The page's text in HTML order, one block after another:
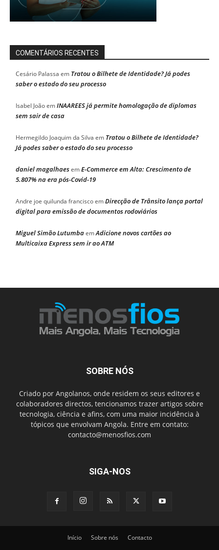
COMENTÁRIOS RECENTES
Cesário Palassa em Tratou o Bilhete de Identidade? Já podes
saber o estado do seu processo
Isabel JoãoemINAAREES já permite homologação de diplomas
sem sair de casa
Hermegildo Joaquim da Silva em Tratou o Bilhete de Identidade?
Já podes saber o estado do seu processo
daniel magalhaesemE-Commerce em Alta: Crescimento de
5.807% na era pós-Covid-19
Andre joe quilunda franciscoemDirecção de Trânsito lança portal
digital para emissão de documentos rodoviários
Miguel Simão LutumbaemAdicione novos cartões ao
Multicaixa Express sem ir ao ATM
SOBRE NÓS
Criado por Angolanos, onde residem os seus editores e
colaboradores directos, tencionamos trazer artigos sobre
tecnologia, ciência e afins, com uma maior incidência à
tópicos que envolvam Angola. Entre em contato:
contacto@menosfios.com
SIGA-NOS
Início Sobre nós Contacto